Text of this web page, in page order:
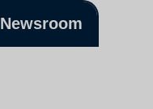
Newsroom